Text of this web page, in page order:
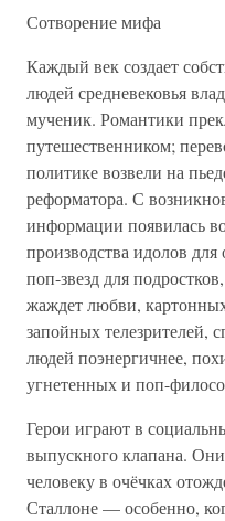
Сотворение мифа
Каждый век создает
людей средневековья
мученик. Романтики
путешественником;
политике возвели на
реформатора. С
информации появилась
производства идолов
поп-звезд для
жаждет любви,
запойных телезрителей,
людей поэнергичнее,
угнетенных и поп-
Герои играют в
выпускного клапана.
человеку в очёчках
Сталлоне — особенно,